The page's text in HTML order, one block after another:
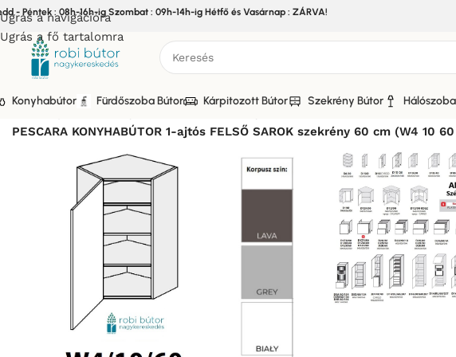
Ugrás a navigációra
Ugrás a fő tartalomra
- Péntek : 08h-16h-ig Szombat : 09h-14h-ig Hétfő és Vasárnap : ZÁRVA!
Konyhabútor Fürdőszoba Bútor Kárpitozott Bútor Szekrény Bútor
Kezdőlap Elemes Konyhabútor PESCARA
PESCARA KONYHABÚTOR 1-ajtós FELSŐ SAROK szekrény 60 cm (W4 10